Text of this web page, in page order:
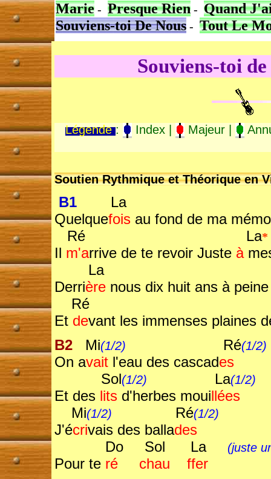
Marie - Presque Rien - Quand
Souviens-toi De Nous - Tout Le
Souviens-toi
Légende: Index | Majeur |
Soutien Rythmique et Théorique en
B1 La
Quelquefois au fond de ma
Ré La*
Il m'arrive de te revoir Juste à
La
Derrière nous dix huit ans à peine
Ré
Et devant les immenses plaines
B2 Mi(1/2) Ré(1/2)
On avait l'eau des cascades
Sol(1/2) La(1/2)
Et des lits d'herbes mouillées
Mi(1/2) Ré(1/2)
J'écrivais des ballades
Do Sol La
(juste
Pour te ré chau
ffer